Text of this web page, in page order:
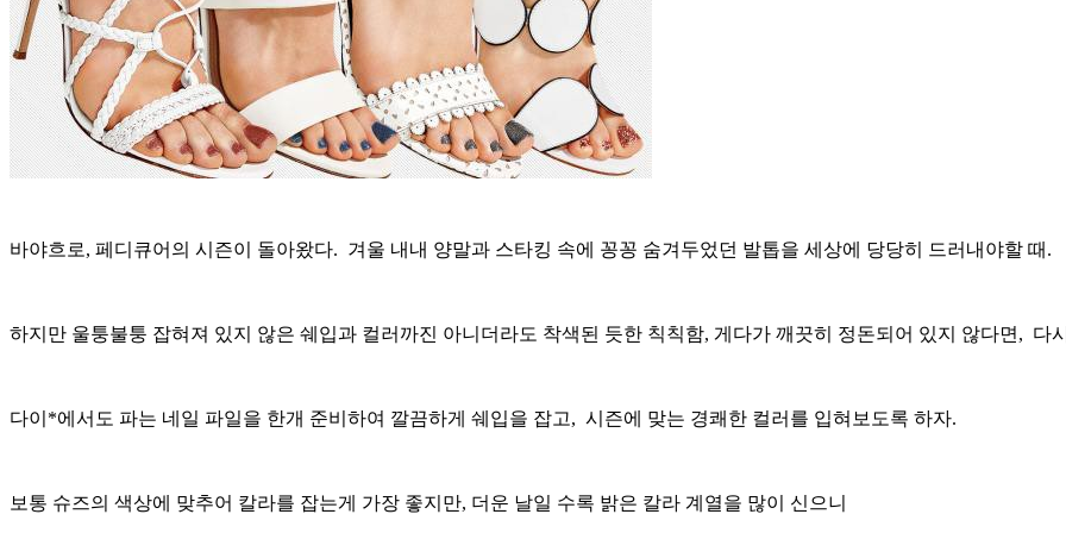
바야흐로, 페디큐어의 시즌이 돌아왔다. 겨울 내내 양말과 스타킹 속에 꽁꽁 숨겨두었던 발톱을 세상에 당당히 드러내야할 때.
하지만 울퉁불퉁 잡혀져 있지 않은 쉐입과 컬러까진 아니더라도 착색된 듯한 칙칙함, 게다가 깨끗히 정돈되어 있지 않다면, 다
다이*에서도 파는 네일 파일을 한개 준비하여 깔끔하게 쉐입을 잡고, 시즌에 맞는 경쾌한 컬러를 입혀보도록 하자.
보통 슈즈의 색상에 맞추어 칼라를 잡는게 가장 좋지만, 더운 날일 수록 밝은 칼라 계열을 많이 신으니